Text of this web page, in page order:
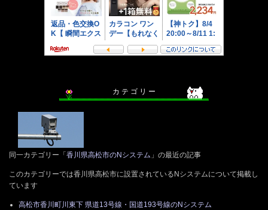
カ テ ゴ リ ー
同一カテゴリー「 香川県高松市のNシステム 」の最近の記事
このカテゴリーでは香川県高松市に設置されているNシステムについて掲載し
ています
高松市香川町川東下 県道13号線・国道193号線のNシステム